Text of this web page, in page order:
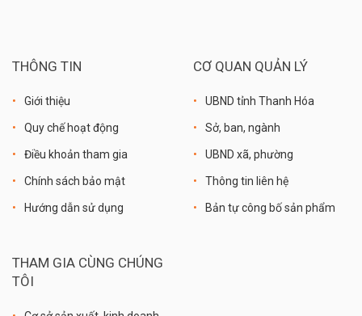
THÔNG TIN
Giới thiệu
Quy chế hoạt động
Điều khoản tham gia
Chính sách bảo mật
Hướng dẫn sử dụng
CƠ QUAN QUẢN LÝ
UBND tỉnh Thanh Hóa
Sở, ban, ngành
UBND xã, phường
Thông tin liên hệ
Bản tự công bố sản phẩm
THAM GIA CÙNG CHÚNG
TÔI